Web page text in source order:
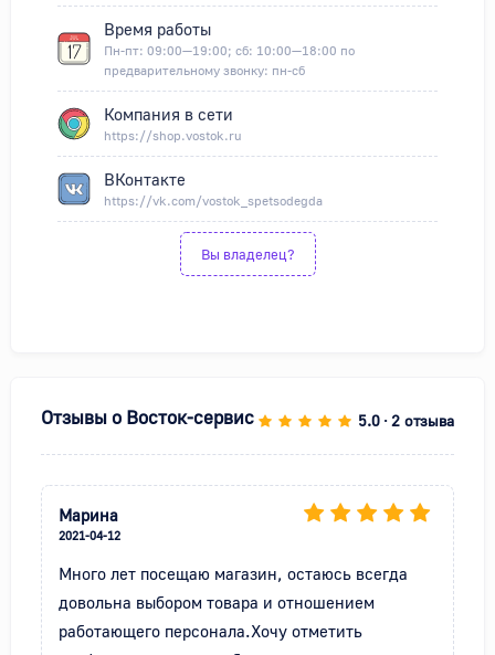
Время работы
Пн-пт: 09:00—19:00; сб: 10:00—18:00 по
предварительному звонку: пн-сб
Компания в сети
https://shop.vostok.ru
ВКонтакте
https://vk.com/vostok_spetsodegda
Вы владелец?
Отзывы о Восток-сервис 5.0 • 2 отзыва
Марина
2021-04-12
Много лет посещаю магазин, остаюсь всегда
довольна выбором товара и отношением
работающего персонала.Хочу отметить